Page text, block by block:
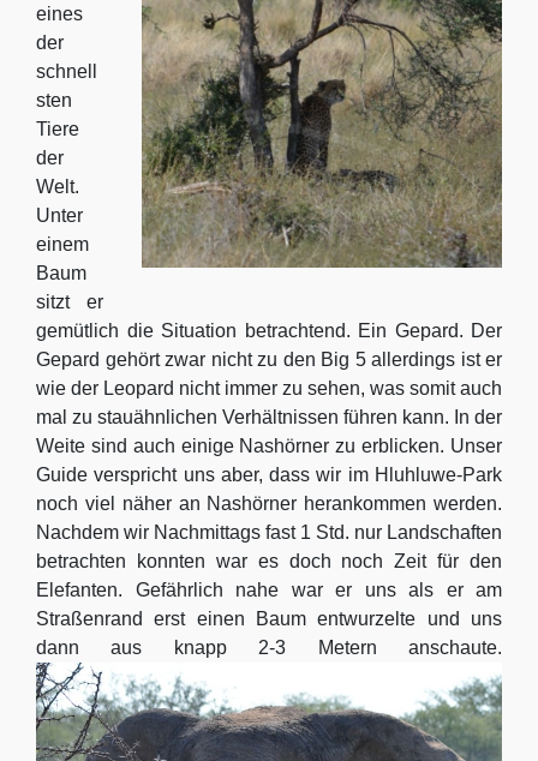
eines
der
schnell
sten
Tiere
der
Welt.
Unter
einem
Baum
sitzt er
gemütlich die Situation betrachtend. Ein Gepard. Der
Gepard gehört zwar nicht zu den Big 5 allerdings ist er
wie der Leopard nicht immer zu sehen, was somit auch
mal zu stauähnlichen Verhältnissen führen kann. In der
Weite sind auch einige Nashörner zu erblicken. Unser
Guide verspricht uns aber, dass wir im Hluhluwe-Park
noch viel näher an Nashörner herankommen werden.
Nachdem wir Nachmittags fast 1 Std. nur Landschaften
betrachten konnten war es doch noch Zeit für den
Elefanten. Gefährlich nahe war er uns als er am
Straßenrand erst einen Baum entwurzelte und uns
dann aus knapp 2-3 Metern anschaute.